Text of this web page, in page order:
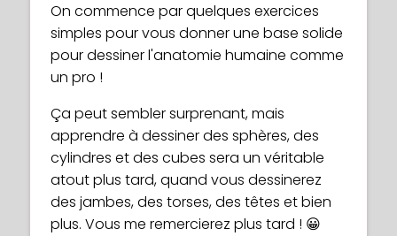
On commence par quelques exercices
simples pour vous donner une base solide
pour dessiner l'anatomie humaine comme
un pro !
Ça peut sembler surprenant, mais
apprendre à dessiner des sphères, des
cylindres et des cubes sera un véritable
atout plus tard, quand vous dessinerez
des jambes, des torses, des têtes et bien
plus. Vous me remercierez plus tard ! 😀